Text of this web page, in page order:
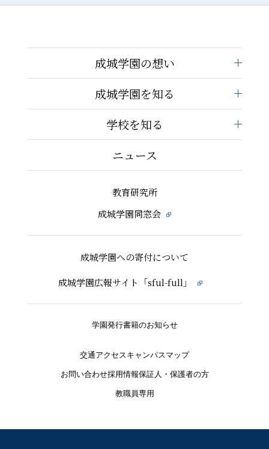
成城学園の想い
成城学園を知る
学校を知る
ニュース
教育研究所
成城学園同窓会
成城学園への寄付について
成城学園広報サイト「sful-full」
学園発行書籍のお知らせ
交通アクセス キャンパスマップ
お問い合わせ採用情報保証人・保護者の方
教職員専用